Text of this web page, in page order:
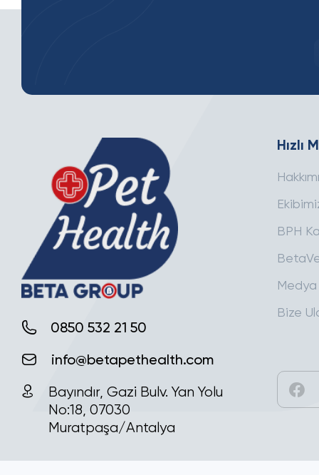
0850 532 21 50
info@betapethealth.com
Bayındır, Gazi Bulv. Yan Yolu
No:18, 07030
Muratpaşa/Antalya
Hızlı
BPH
Medya
Bize